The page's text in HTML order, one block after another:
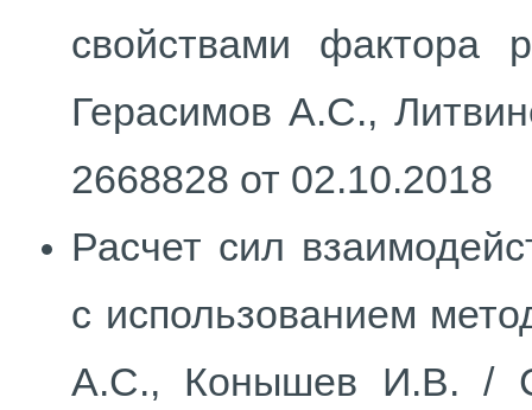
свойствами фактора
Герасимов А.С.,
2668828 от 02.10.2018
Расчет сил
с использованием
А.С., Конышев И.В. /